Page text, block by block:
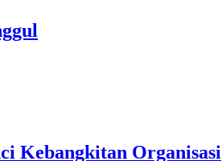
Kebangkitan Organisasi